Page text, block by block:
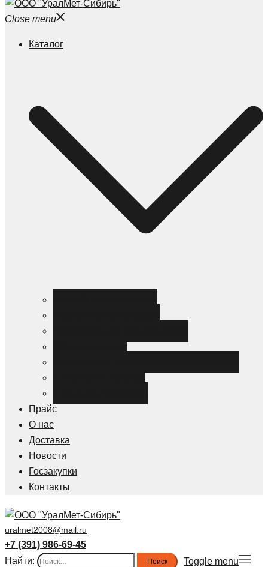
Close menu
Каталог
Прайс
О нас
Доставка
Новости
Госзакупки
Контакты
uralmet2008@mail.ru
+7 (391) 986-69-45
Найти:
Toggle menu